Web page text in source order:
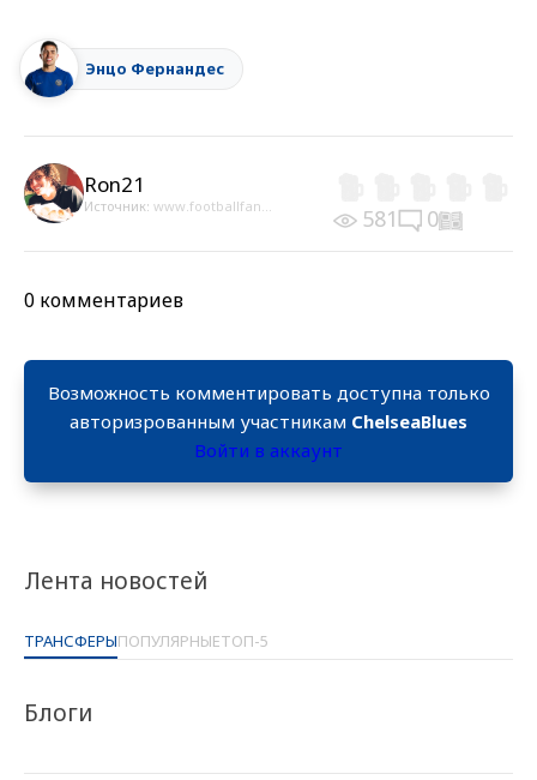
Лента новостей
ТРАНСФЕРЫПОПУЛЯРНЫЕТОП-5
Блоги
Энцо Фернандес
Ron21
Источник: www.footballfan... 581 0
0 комментариев
Возможность комментировать доступна только
авторизрованным участникам ChelseaBlues
Войти в аккаунт